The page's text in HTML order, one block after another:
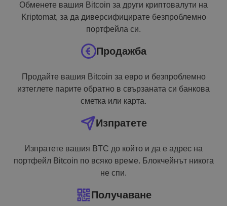
Обменете вашия Bitcoin за други криптовалути на
Kriptomat, за да диверсифицирате безпроблемно
портфейла си.
Продажба
Продайте вашия Bitcoin за евро и безпроблемно
изтеглете парите обратно в свързаната си банкова
сметка или карта.
Изпратете
Изпратете вашия BTC до който и да е адрес на
портфейл Bitcoin по всяко време. Блокчейнът никога
не спи.
Получаване